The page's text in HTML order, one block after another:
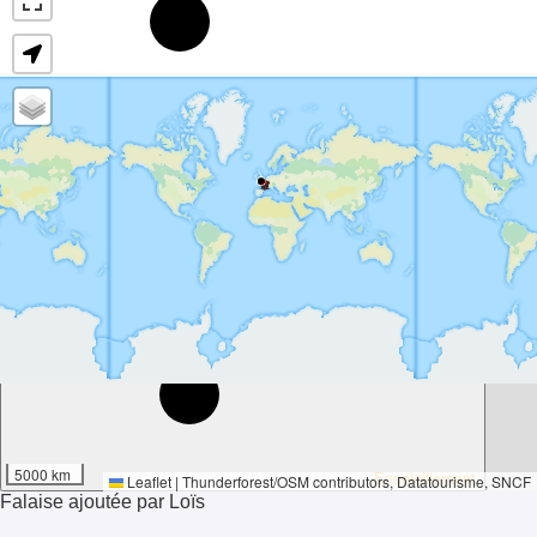
Ensoleillement
5000 km Leaflet | Thunderforest/OSM contributors, Datatourisme, SNCF
Falaise ajoutée par Loïs